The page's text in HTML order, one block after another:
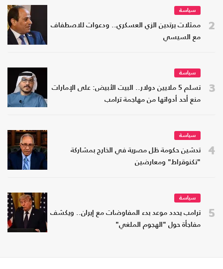
2
سياسة
ممثلات يرتدين الزي العسكري.. ودعوات للاصطفاف
مع السيسي
3
سياسة
تسلم 5 ملايين دولار.. البيت الأبيض: على الإمارات
منع أحد أدواتها من مهاجمة ترامب
4
سياسة
تدشين حكومة ظل مصرية في الخارج بمشاركة
"تكنوقراط" ومعارضين
5
سياسة
ترامب يحدد موعد بدء المفاوضات مع إيران.. ويكشف
مفاجأة حول "الهجوم الملغي"